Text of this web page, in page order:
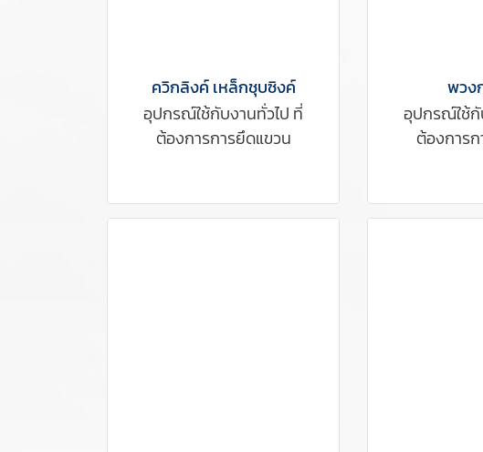
ควิกลิงค์ เหล็กชุบซิงค์
อุปกรณ์ใช้กับงานทั่วไป ที่
ต้องการการยึดแขวน
พว
อุปกรณ์ใช้กั
ต้องการ